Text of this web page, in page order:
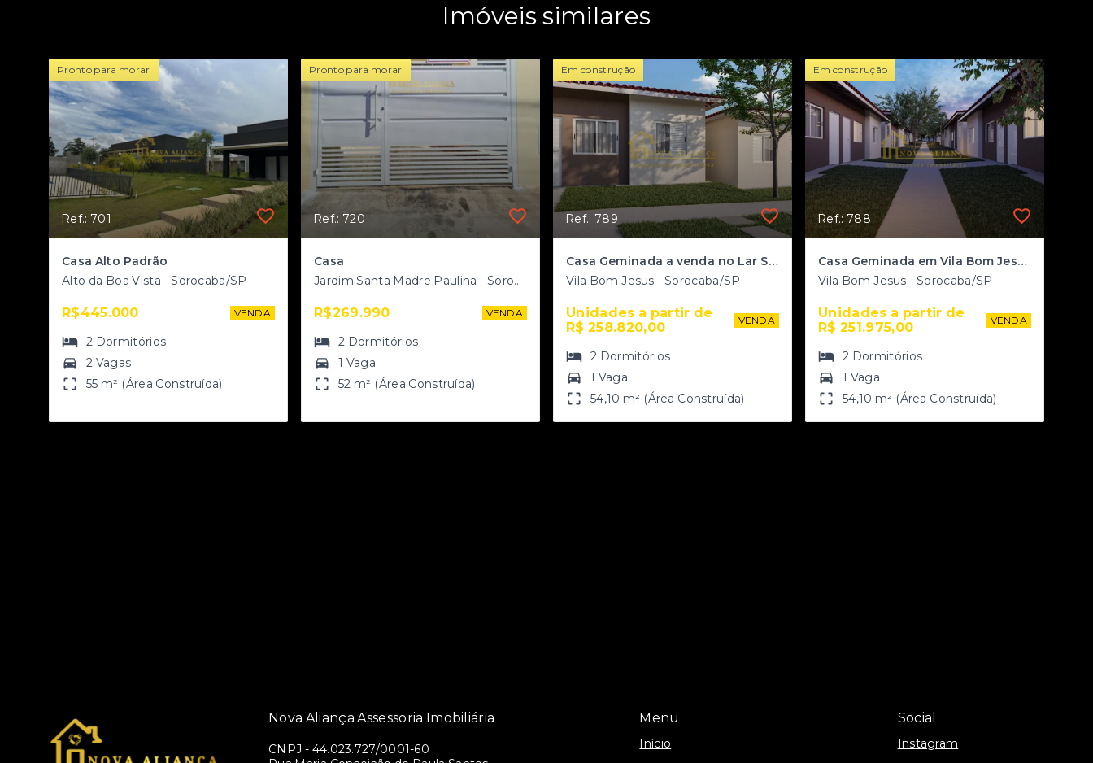
Imóveis similares
Pronto para morar
Ref.: 701
Casa Alto Padrão
Alto da Boa Vista - Sorocaba/SP
R$445.000 VENDA
2 Dormitórios
2 Vagas
55 m² (Área Construída)
Pronto para morar
Ref.: 720
Casa
Jardim Santa Madre Paulina - Sorocaba/SP
R$269.990 VENDA
2 Dormitórios
1 Vaga
52 m² (Área Construída)
Em construção
Ref.: 789
Casa Geminada a venda no Lar San Diego, Sorocaba/SP
Vila Bom Jesus - Sorocaba/SP
Unidades a partir de
R$ 258.820,00
VENDA
2 Dormitórios
1 Vaga
54,10 m² (Área Construída)
Em construção
Ref.: 788
Casa Geminada em Vila Bom Jesus, Sorocaba/SP
Vila Bom Jesus - Sorocaba/SP
Unidades a partir de
R$ 251.975,00
VENDA
2 Dormitórios
1 Vaga
54,10 m² (Área Construída)
Menu
Início
Social
Instagram
Nova Aliança Assessoria Imobiliária
CNPJ - 44.023.727/0001-60